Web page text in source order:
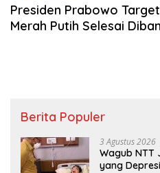
Presiden Prabowo
Merah Putih Selesai
Berita Populer
3 Agustus 2026
Wagub NTT
yang